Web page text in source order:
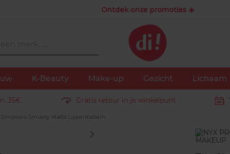
Ontdek onze promoties ☀️
K-Beauty Make-up Gezicht Lichaam
35€. Gratis retour in je winkelpunt
Simpsons Smushy Matte Lippenbalsem
Merk